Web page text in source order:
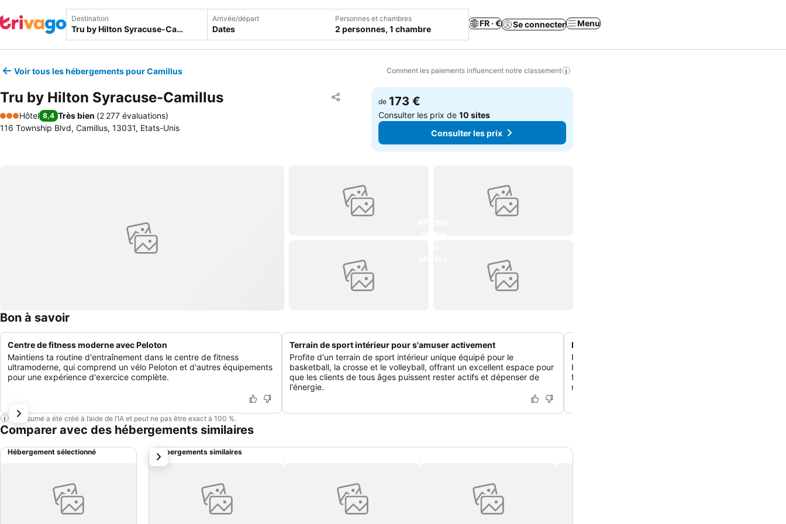
Destination Arrivée/départ
Dates
Personnes et chambres
2 personnes, 1 chambre
FR · € Se connecter Menu
Voir tous les hébergements pour Camillus Comment les paiements influencent notre classement
Tru by Hilton Syracuse-Camillus Partager
Ajouter à mes favoris
3 Étoiles
Hôtel 8,4 Très bien (2 277 évaluations)
116 Township Blvd, Camillus, 13031, Etats-Unis
de 173 €
Consulter les prix de10 sites
Consulter les prix
Bon à savoir
Centre de fitness moderne avec Peloton
Maintiens ta routine d'entraînement dans le centre de fitness
ultramoderne, qui comprend un vélo Peloton et d'autres équipements
pour une expérience d'exercice complète.
Terrain de sport intérieur pour s'amuser activement
Profite d'un terrain de sport intérieur unique équipé pour le
basketball, la crosse et le volleyball, offrant un excellent espace pour
que les clients de tous âges puissent rester actifs et dépenser de
l'énergie.
Emplacement idéal à Township 5
Profite d'un emplacement pratique au cœur des
boutiques et des divertissements de Township 5, avec
facile aux restaurants et aux magasins, dont certains
réductions aux clients.
Ce résumé a été créé à l’aide de l’IA et peut ne pas être exact à 100 %.
Comparer avec des hébergements similaires
Hébergement sélectionné Hébergements similaires
suivant